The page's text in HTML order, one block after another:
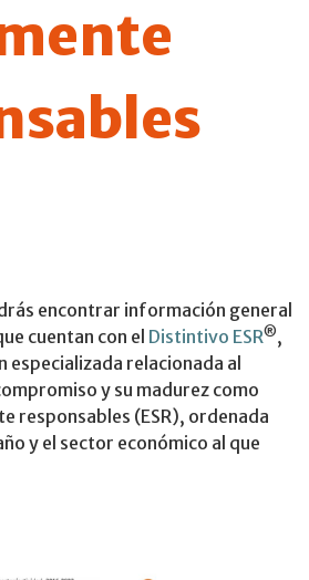
encontrar información general
cuentan con el Distintivo ESR®,
relacionada al
y su madurez como
responsables (ESR), ordenada
y el sector económico al que